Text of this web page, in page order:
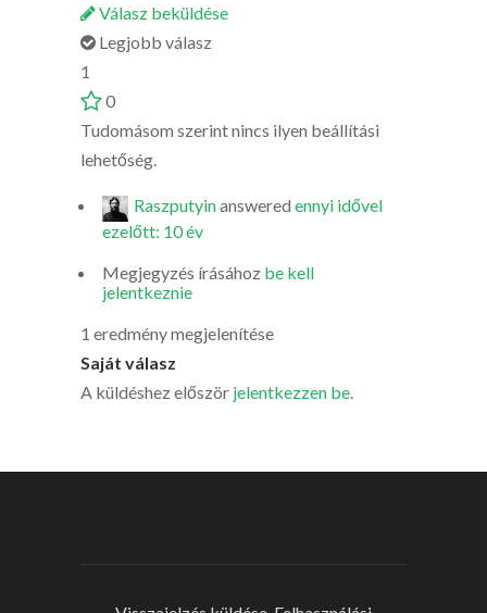
Válasz beküldése
Legjobb válasz
1
0
Tudomásom szerint nincs ilyen beállítási
lehetőség.
Raszputyinanswered ennyi idővel
ezelőtt: 10 év
Megjegyzés írásához be kell
jelentkeznie
1 eredmény megjelenítése
Saját válasz
A küldéshez először jelentkezzen be.